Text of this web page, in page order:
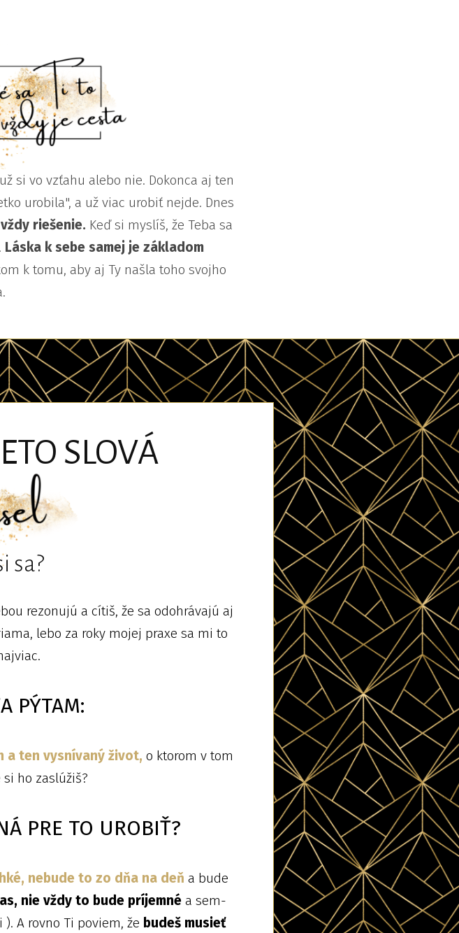
si vo vzťahu alebo nie. Dokonca aj ten
urobila", a už viac urobiť nejde. Dnes
riešenie. Keď si myslíš, že Teba sa
Láska k sebe samej je základom
k tomu, aby aj Ty našla toho svojho
SLOVÁ
sa?
rezonujú a cítiš, že sa odohrávajú aj
lebo za roky mojej praxe sa mi to
PÝTAM:
a ten vysnívaný život, o ktorom v tom
ho zaslúžiš?
PRE TO UROBIŤ?
nebude to zo dňa na deň a bude
nie vždy to bude príjemné a sem-
A rovno Ti poviem, že budeš musieť